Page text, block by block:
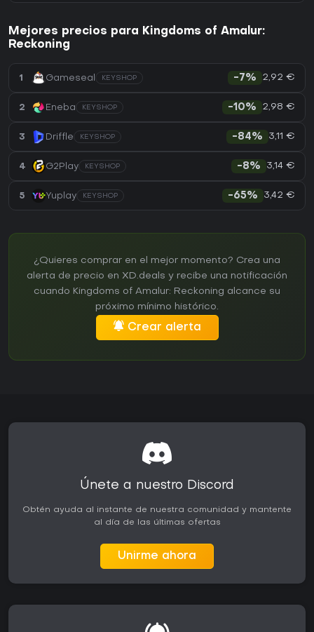
Mejores precios para Kingdoms of Amalur:
Reckoning
1 Gameseal KEYSHOP -7% 2,92 €
2 Eneba KEYSHOP -10% 2,98 €
3 Driffle KEYSHOP -84% 3,11 €
4 G2Play KEYSHOP -8% 3,14 €
5 Yuplay KEYSHOP -65% 3,42 €
¿Quieres comprar en el mejor momento? Crea una
alerta de precio en XD.deals y recibe una notificación
cuando Kingdoms of Amalur: Reckoning alcance su
próximo mínimo histórico.
Crear alerta
Únete a nuestro Discord
Obtén ayuda al instante de nuestra comunidad y mantente
al día de las últimas ofertas
Unirme ahora